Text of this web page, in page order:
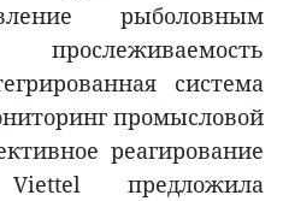
рыболовным
система
промысловой
реагирование
предложила